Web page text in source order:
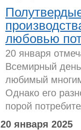
любовью
20 января
Всемирный
любимый
Однако его
порой
20 января 2025